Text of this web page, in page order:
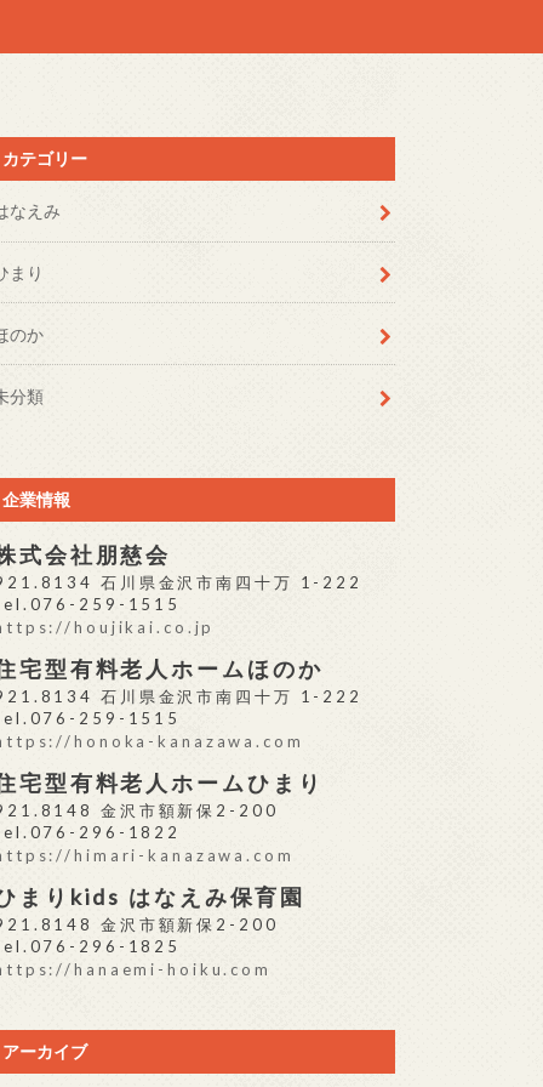
カテゴリー
なえみ
まり
のか
分類
企業情報
式会社朋慈会
石川県金沢市南四十万 1-222
259-1515
houjikai.co.jp
宅型有料老人ホームほのか
石川県金沢市南四十万 1-222
259-1515
honoka-kanazawa.com
宅型有料老人ホームひまり
金沢市額新保2-200
296-1822
himari-kanazawa.com
まりkids はなえみ保育園
金沢市額新保2-200
296-1825
hanaemi-hoiku.com
アーカイブ